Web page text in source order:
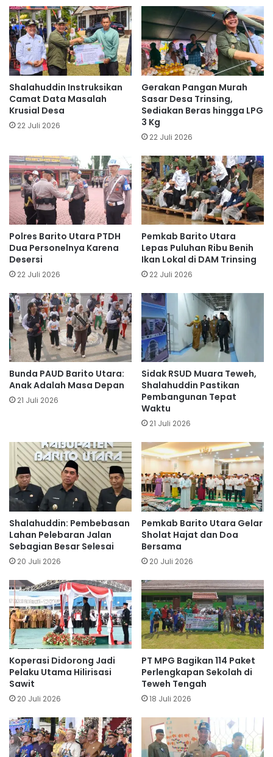
Shalahuddin Instruksikan
Camat Data Masalah
Krusial Desa
22 Juli 2026
Gerakan Pangan Murah
Sasar Desa Trinsing,
Sediakan Beras hingga LPG
3 Kg
22 Juli 2026
Polres Barito Utara PTDH
Dua Personelnya Karena
Desersi
22 Juli 2026
Pemkab Barito Utara
Lepas Puluhan Ribu Benih
Ikan Lokal di DAM Trinsing
22 Juli 2026
Bunda PAUD Barito Utara:
Anak Adalah Masa Depan
21 Juli 2026
Sidak RSUD Muara Teweh,
Shalahuddin Pastikan
Pembangunan Tepat
Waktu
21 Juli 2026
Shalahuddin: Pembebasan
Lahan Pelebaran Jalan
Sebagian Besar Selesai
20 Juli 2026
Pemkab Barito Utara Gelar
Sholat Hajat dan Doa
Bersama
20 Juli 2026
Koperasi Didorong Jadi
Pelaku Utama Hilirisasi
Sawit
20 Juli 2026
PT MPG Bagikan 114 Paket
Perlengkapan Sekolah di
Teweh Tengah
18 Juli 2026